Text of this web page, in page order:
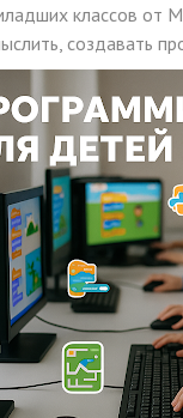
классов от
создавать